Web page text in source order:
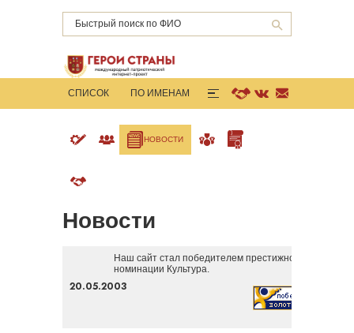
СПИСОК
ПО ИМЕНАМ
СТАТИСТИКА
О ПРОЕКТЕ
ПОДДЕРЖАТЬ
O ПРОЕКТЕКОМАНДАНОВОСТИ НАГРАДЫ
Новости
20.05.2003
Наш сайт стал победителем престижного конкурса
номинации Культура.